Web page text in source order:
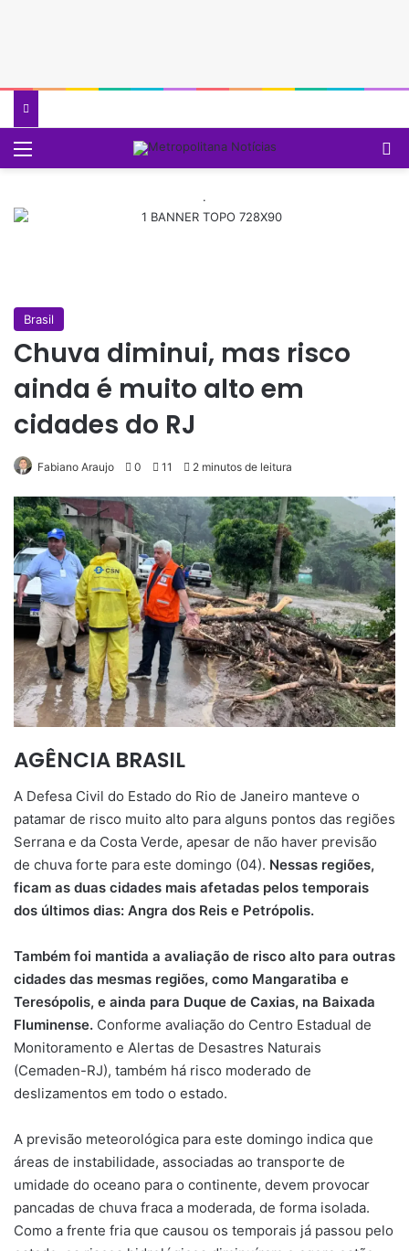
.
Brasil
Chuva diminui, mas risco
ainda é muito alto em
cidades do RJ
Fabiano Araujo 0 11 2 minutos de leitura
AGÊNCIA BRASIL
A Defesa Civil do Estado do Rio de Janeiro manteve o
patamar de risco muito alto para alguns pontos das regiões
Serrana e da Costa Verde, apesar de não haver previsão
de chuva forte para este domingo (04). Nessas regiões,
ficam as duas cidades mais afetadas pelos temporais
dos últimos dias: Angra dos Reis e Petrópolis.
Também foi mantida a avaliação de risco alto para outras
cidades das mesmas regiões, como Mangaratiba e
Teresópolis, e ainda para Duque de Caxias, na Baixada
Fluminense. Conforme avaliação do Centro Estadual de
Monitoramento e Alertas de Desastres Naturais
(Cemaden-RJ), também há risco moderado de
deslizamentos em todo o estado.
A previsão meteorológica para este domingo indica que
áreas de instabilidade, associadas ao transporte de
umidade do oceano para o continente, devem provocar
pancadas de chuva fraca a moderada, de forma isolada.
Como a frente fria que causou os temporais já passou pelo